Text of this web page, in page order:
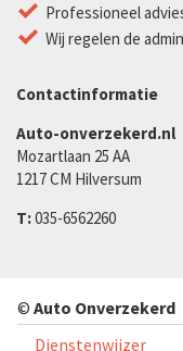
Professioneel
Wij regelen de
Contactinformatie
Auto-onverzekerd.nl
Mozartlaan 25 AA
1217 CM Hilversum
T:035-6562260
© Auto Onverzekerd
Dienstenwijzer